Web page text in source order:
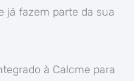
já fazem parte da sua
à Calcme para